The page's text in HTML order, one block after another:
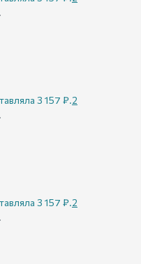
3 157 ₽.2
3 157 ₽.2